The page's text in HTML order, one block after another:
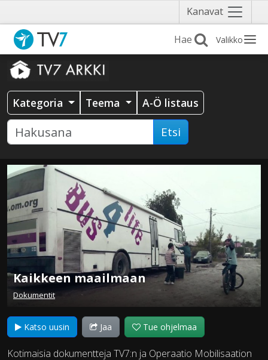
Kanavat Näytä
valikko
Valikko
Kategoria Teema A-Ö listaus
Etsi
Kaikkeen maailmaan
Dokumentit
Katso uusin Jaa Tue ohjelmaa
Kotimaisia dokumentteja TV7:n ja Operaatio Mobilisaation